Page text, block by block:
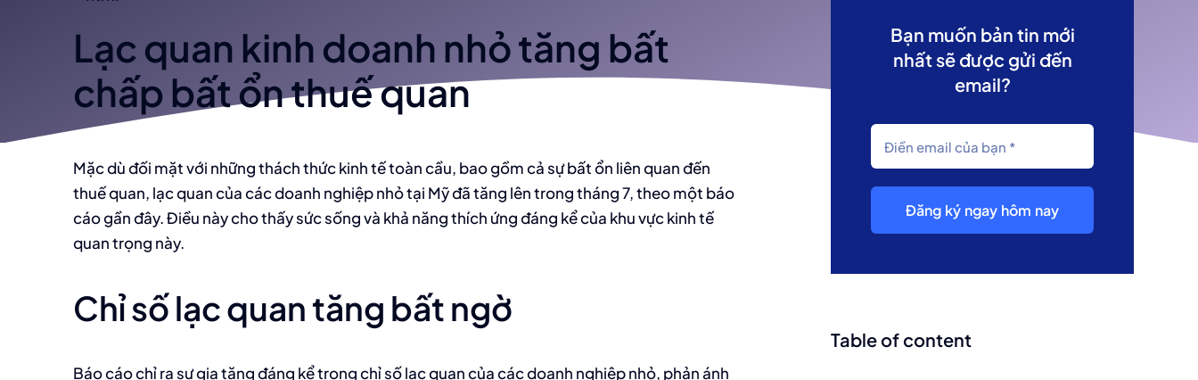
Lạc quan kinh doanh nhỏ tăng bất
chấp bất ổn thuế quan
Mặc dù đối mặt với những thách thức kinh tế toàn cầu, bao gồm cả sự bất ổn liên quan đến
thuế quan, lạc quan của các doanh nghiệp nhỏ tại Mỹ đã tăng lên trong tháng 7, theo một báo
cáo gần đây. Điều này cho thấy sức sống và khả năng thích ứng đáng kể của khu vực kinh tế
quan trọng này.
Chỉ số lạc quan tăng bất ngờ
Báo cáo chỉ ra sự gia tăng đáng kể trong chỉ số lạc quan của các doanh nghiệp nhỏ, phản ánh
Bạn muốn bản tin mới
nhất sẽ được gửi đến
email?
Đăng ký ngay hôm nay
Table of content